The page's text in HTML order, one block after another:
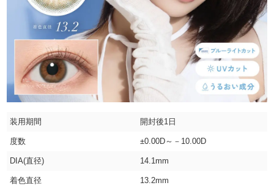
装用期間 開封後1日
度数 ±0.00D～－10.00D
DIA(直径) 14.1mm
着色直径 13.2mm